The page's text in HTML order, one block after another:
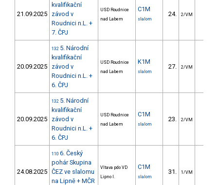
21.09.2025
kvalifikační
závod v
Roudnici n.L. +
7. ČPJ
USD Roudnice
nad Labem
C1M
slalom
24. 2/VM
20.09.2025
132 5. Národní
kvalifikační
závod v
Roudnici n.L. +
6. ČPJ
USD Roudnice
nad Labem
K1M
slalom
27. 2/VM
20.09.2025
132 5. Národní
kvalifikační
závod v
Roudnici n.L. +
6. ČPJ
USD Roudnice
nad Labem
C1M
slalom
23. 2/VM
24.08.2025
110 6. Český
pohár Skupina
ČEZ ve slalomu
na Lipně + MČR
Vltava pdo VD
Lipno I.
C1M
slalom
31. 1/VM